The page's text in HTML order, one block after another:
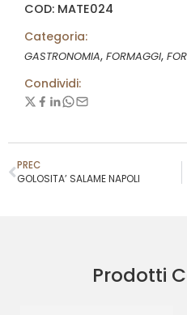
COD: MATE024
Categoria:
GASTRONOMIA, FORMAGGI,
Condividi:
PREC
GOLOSITA’ SALAME NAPOLI
Prodotti